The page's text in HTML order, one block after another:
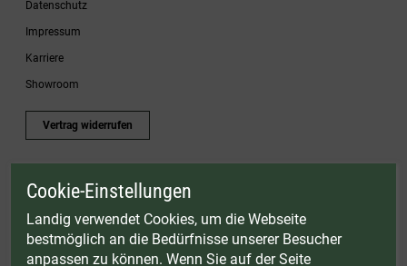
Datenschutz
Impressum
Karriere
Showroom
Vertrag widerrufen
* Gültig bis einschließlich 17.08.2026. Keine Barauszahlung möglich. Nicht mit
Zubehörartikel. Nicht einlösbar auf bereits rabattierte Sets.
© Landig 1982-2026 (44 Jahre Qualität)
Cookie-Einstellungen
Landig verwendet Cookies, um die Webseite
bestmöglich an die Bedürfnisse unserer Besucher
anpassen zu können. Wenn Sie auf der Seite